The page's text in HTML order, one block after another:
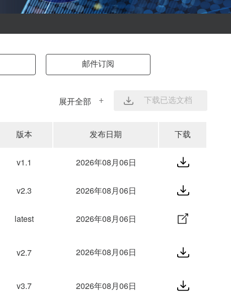
邮件订阅
下载已选文档
展开全部
版本 发布日期 下载
v1.1 2026年08月06日
v2.3 2026年08月06日
latest 2026年08月06日
v2.7 2026年08月06日
v3.7 2026年08月06日